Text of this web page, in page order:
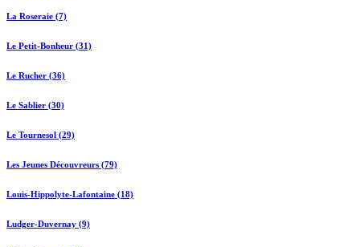
La Roseraie (7)
Le Petit-Bonheur (31)
Le Rucher (36)
Le Sablier (30)
Le Tournesol (29)
Les Jeunes Découvreurs (79)
Louis-Hippolyte-Lafontaine (18)
Ludger-Duvernay (9)